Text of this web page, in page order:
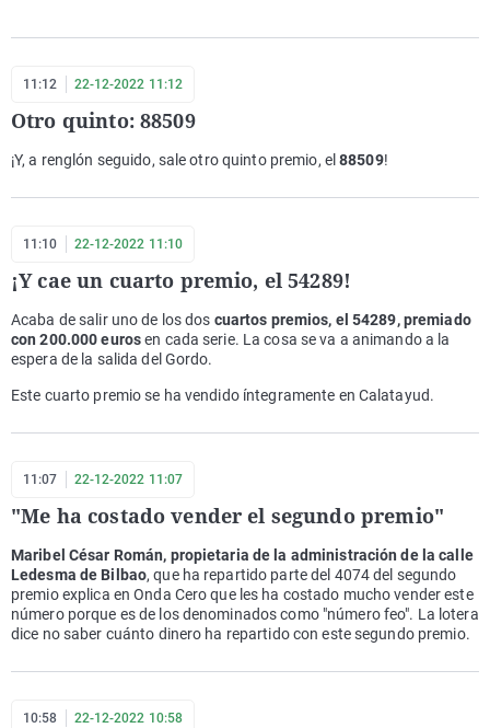
11:12 22-12-2022 11:12
Otro quinto: 88509
¡Y, a renglón seguido, sale otro quinto premio, el88509!
11:10 22-12-2022 11:10
¡Y cae un cuarto premio, el 54289!
Acaba de salir uno de los dos cuartos premios, el 54289, premiado
con 200.000 eurosen cada serie. La cosa se va a animando a la
espera de la salida del Gordo.
Este cuarto premio se ha vendido íntegramente en Calatayud.
11:07 22-12-2022 11:07
"Me ha costado vender el segundo premio"
Maribel César Román, propietaria de la administración de la calle
Ledesma de Bilbao, que ha repartido parte del 4074 del segundo
premio explica en Onda Cero que les ha costado mucho vender este
número porque es de los denominados como "número feo". La lotera
dice no saber cuánto dinero ha repartido con este segundo premio.
10:58 22-12-2022 10:58